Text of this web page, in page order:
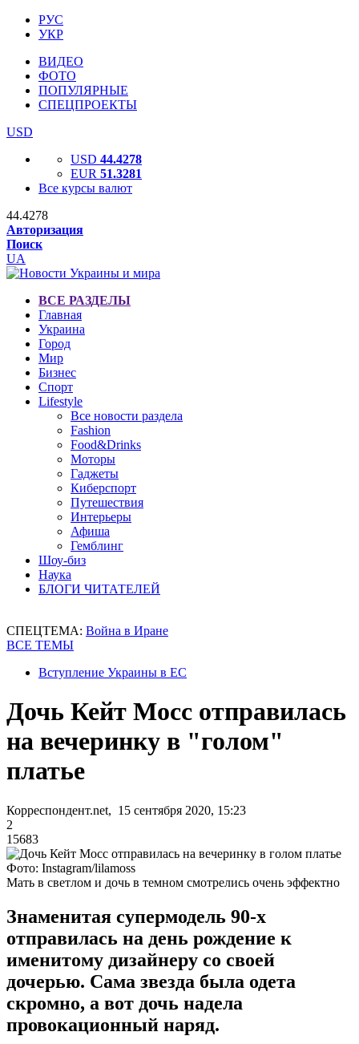
РУС
УКР
ВИДЕО
ФОТО
ПОПУЛЯРНЫЕ
СПЕЦПРОЕКТЫ
USD
USD 44.4278
EUR 51.3281
Все курсы валют
44.4278
Авторизация
Поиск
UA
ВСЕ РАЗДЕЛЫ
Главная
Украина
Город
Мир
Бизнес
Спорт
Lifestyle
Все новости раздела
Fashion
Food&Drinks
Моторы
Гаджеты
Киберспорт
Путешествия
Интерьеры
Афиша
Гемблинг
Шоу-биз
Наука
БЛОГИ ЧИТАТЕЛЕЙ
СПЕЦТЕМА: Война в Иране
ВСЕ ТЕМЫ
Вступление Украины в ЕС
Дочь Кейт Мосс отправилась
на вечеринку в "голом"
платье
Корреспондент.net, 15 сентября 2020, 15:23
2
15683
Фото: Instagram/lilamoss
Мать в светлом и дочь в темном смотрелись очень эффектно
Знаменитая супермодель 90-х
отправилась на день рождение к
именитому дизайнеру со своей
дочерью. Сама звезда была одета
скромно, а вот дочь надела
провокационный наряд.